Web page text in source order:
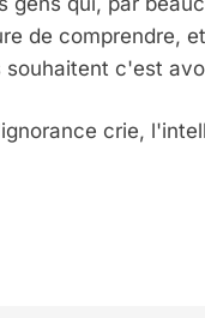
de comprendre,
souhaitent c'est
crie,
Dvir